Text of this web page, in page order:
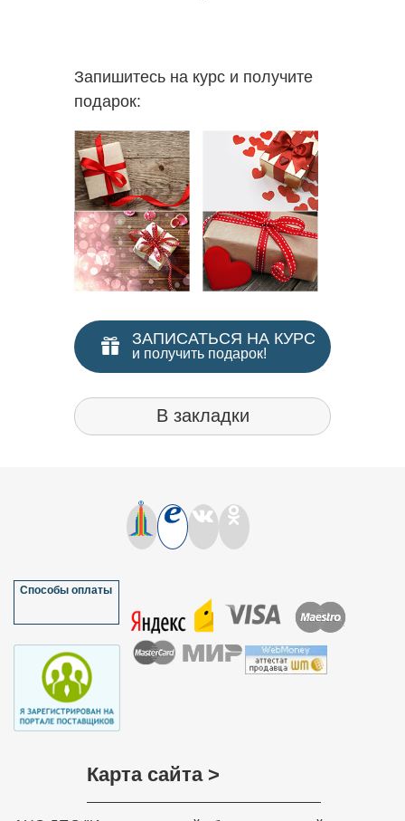
Запишитесь на курс и получите
подарок:
ЗАПИСАТЬСЯ НА КУРС
и получить подарок!
В закладки
Способы оплаты
Карта сайта >